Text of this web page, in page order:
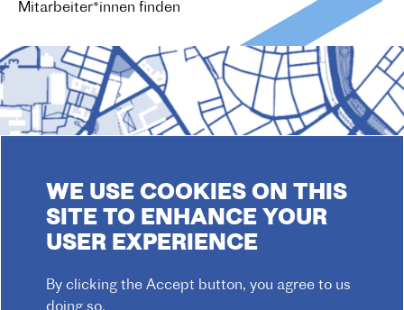
Mitarbeiter*innen finden
WE USE COOKIES ON THIS
SITE TO ENHANCE YOUR
USER EXPERIENCE
By clicking the Accept button, you agree to us